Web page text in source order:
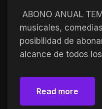
ABONO ANUAL
musicales,
posibilidad de
alcance de todos los
Read more